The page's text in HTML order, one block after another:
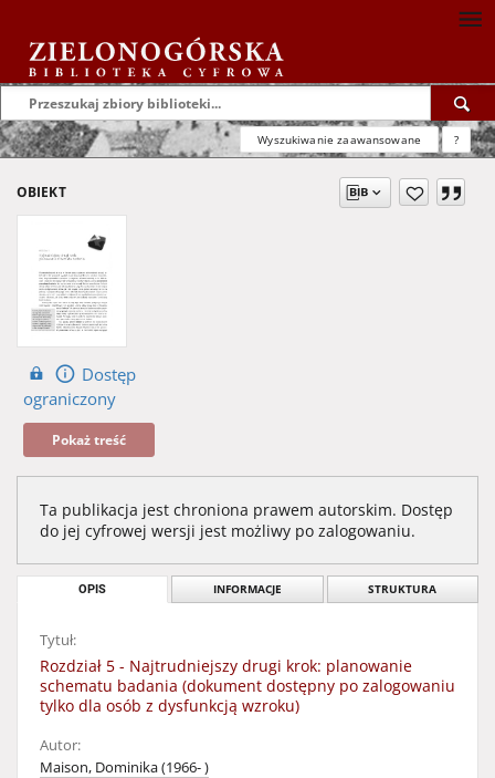
Wyszukiwanie zaawansowane ?
OBIEKT
Dostęp
ograniczony
Pokaż treść
Ta publikacja jest chroniona prawem autorskim. Dostęp
do jej cyfrowej wersji jest możliwy po zalogowaniu.
OPIS INFORMACJE STRUKTURA
Tytuł:
Rozdział 5 - Najtrudniejszy drugi krok: planowanie
schematu badania (dokument dostępny po zalogowaniu
tylko dla osób z dysfunkcją wzroku)
Autor:
Maison, Dominika (1966- )